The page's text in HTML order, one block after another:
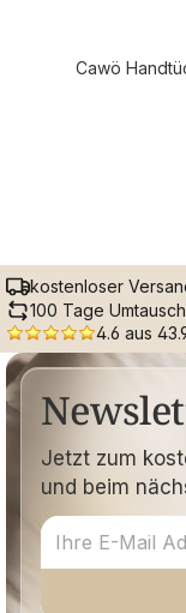
Cawö
kostenloser
100 Tage
4.6 aus
Jetzt zum
und beim